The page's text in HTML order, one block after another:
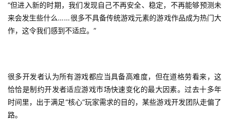
茶
原
创
戏
业
界
“但进入新的时期，我们发现自己不再安全、稳定，不再能够预测未
来会发生些什么……很多不具备传统游戏元素的游戏作品成为热门大
作，这令我们感到不适应。”
很多开发者认为所有游戏都应当具备高难度，但在道格劳看来，这
恰恰是制约开发者适应游戏市场快速变化的最大因素。过去十多年
时间里，出于满足“核心”玩家需求的目的，某些游戏开发团队走偏了
路。